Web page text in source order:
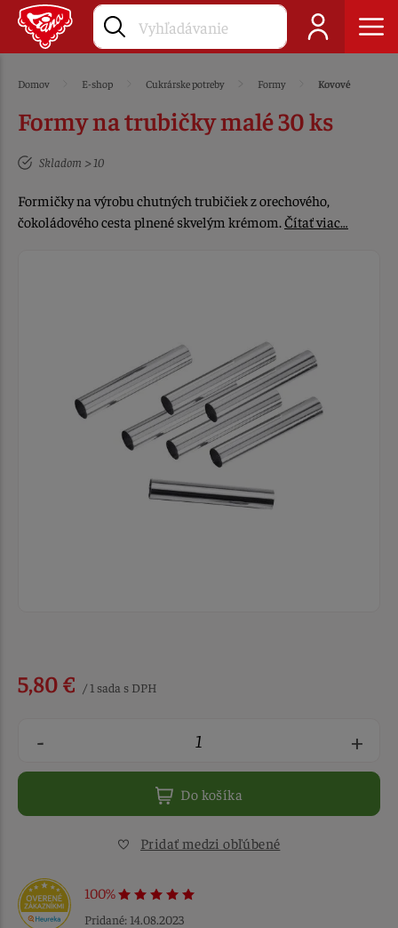
Domov E-shop Cukrárske potreby Formy Kovové
Formy na trubičky malé 30 ks
Skladom > 10
Formičky na výrobu chutných trubičiek z orechového,
čokoládového cesta plnené skvelým krémom.Čítať viac…
5,80 € / 1 sada s DPH
- +
Do košíka
Pridať medzi obľúbené
100%
Pridané: 14.08.2023